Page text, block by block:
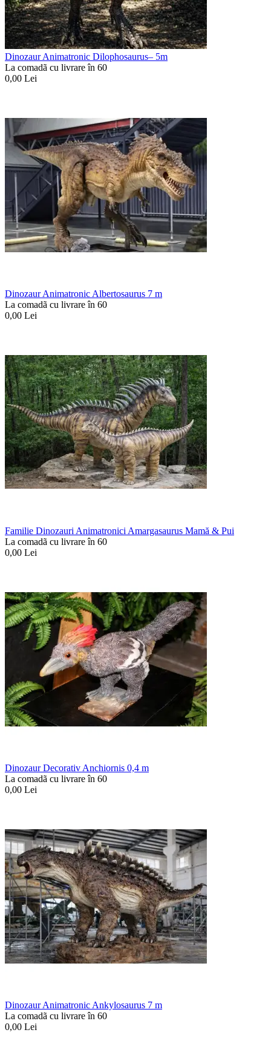
Dinozaur Animatronic Dilophosaurus– 5m
La comadã cu livrare în 60
0,00 Lei
Dinozaur Animatronic Albertosaurus 7 m
La comadã cu livrare în 60
0,00 Lei
Familie Dinozauri Animatronici Amargasaurus Mamă & Pui
La comadã cu livrare în 60
0,00 Lei
Dinozaur Decorativ Anchiornis 0,4 m
La comadã cu livrare în 60
0,00 Lei
Dinozaur Animatronic Ankylosaurus 7 m
La comadã cu livrare în 60
0,00 Lei